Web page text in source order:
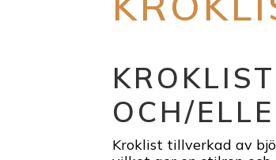
OCH/
Kroklist tillverkad av